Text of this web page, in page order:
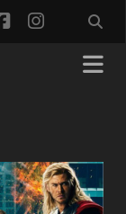
facebook